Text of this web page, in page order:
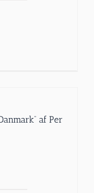
af Per